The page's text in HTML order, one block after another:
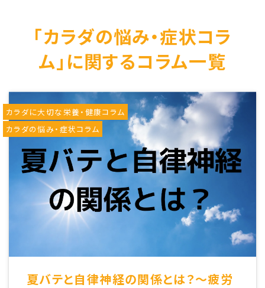
「カラダの悩み・症状コラ
ム」に関するコラム一覧
夏バテと自律神経の関係とは？～疲労
カラダに大切な栄養・健康コラム
カラダの悩み・症状コラム